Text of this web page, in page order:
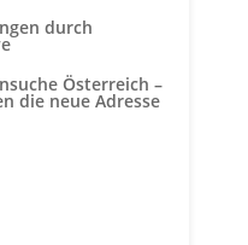
durch
Österreich –
die neue Adresse